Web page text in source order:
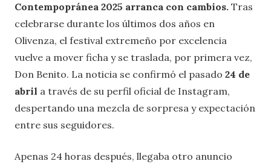
Contempopránea 2025 arranca con cambios. Tras
celebrarse durante los últimos dos años en
Olivenza, el festival extremeño por excelencia
vuelve a mover ficha y se traslada, por primera vez,
Don Benito. La noticia se confirmó el pasado 24 de
abril a través de su perfil oficial de Instagram,
despertando una mezcla de sorpresa y expectación
entre sus seguidores.
Apenas 24 horas después, llegaba otro anuncio